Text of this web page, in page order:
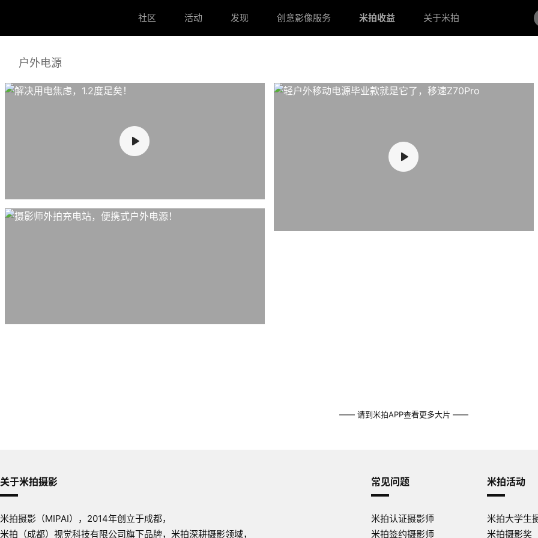
社区 活动 发现 创意影像服务 米拍收益 关于米拍
户外电源
—— 请到米拍APP查看更多大片 ——
关于米拍摄影
米拍摄影（MIPAI），2014年创立于成都，
米拍（成都）视觉科技有限公司旗下品牌，米拍深耕摄影领域，
常见问题
米拍认证摄影师
米拍签约摄影师
米拍活动
米拍大学生
米拍摄影奖